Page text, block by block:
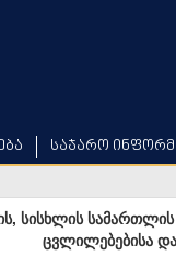
საჯარო
სისხლის
ცვლილებებისა და